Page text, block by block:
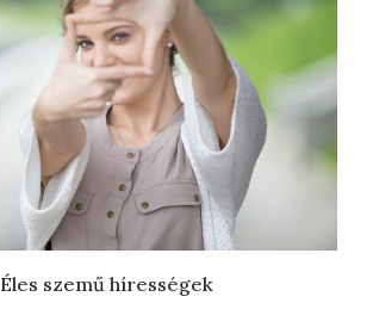
Éles szemű hírességek